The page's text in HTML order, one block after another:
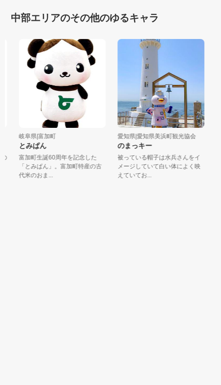
中部エリアのその他のゆるキャラ
岐阜県|富加町
とみぱん
富加町生誕60周年を記念した
「とみぱん」。富加町特産の古
代米のおま...
愛知県|愛知県美浜町観光協会
のまっキー
被っている帽子は水兵さんをイ
メージしていて白い体によく映
えていてお...